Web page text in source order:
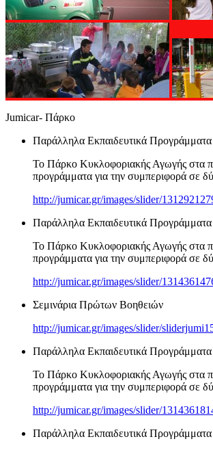
Jumicar- Πάρκο
Παράλληλα Εκπαιδευτικά Προγράμματα
Το Πάρκο Κυκλοφοριακής Αγωγής στα
προγράμματα για την συμπεριφορά σε
http://jumicar.gr/images/slider/
Παράλληλα Εκπαιδευτικά Προγράμματα
Το Πάρκο Κυκλοφοριακής Αγωγής στα
προγράμματα για την συμπεριφορά σε
http://jumicar.gr/images/slider/
Σεμινάρια Πρώτων Βοηθειών
http://jumicar.gr/images/slider/
Παράλληλα Εκπαιδευτικά Προγράμματα
Το Πάρκο Κυκλοφοριακής Αγωγής στα
προγράμματα για την συμπεριφορά σε
http://jumicar.gr/images/slider/
Παράλληλα Εκπαιδευτικά Προγράμματα